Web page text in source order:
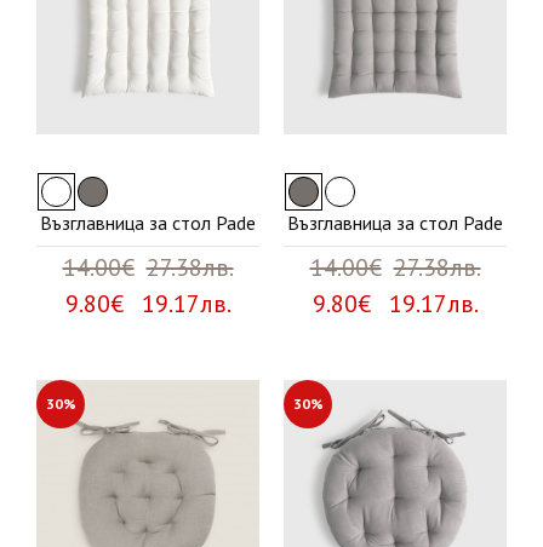
Възглавница за стол Pade
14.00€ 27.38лв.
9.80€ 19.17лв.
Възглавница за стол Pade
14.00€ 27.38лв.
9.80€ 19.17лв.
30% 30%